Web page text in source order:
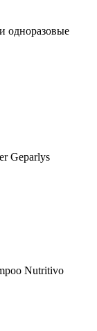
одноразовые
Geparlys
Nutritivo